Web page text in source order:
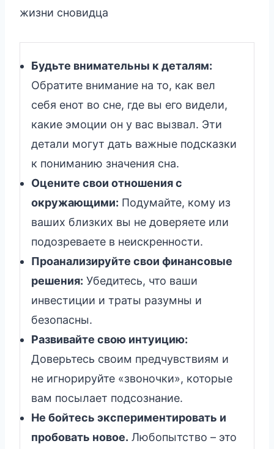
жизни сновидца
Будьте внимательны к деталям:
Обратите внимание на то, как вел
себя енот во сне, где вы его видели,
какие эмоции он у вас вызвал. Эти
детали могут дать важные подсказки
к пониманию значения сна.
Оцените свои отношения с
окружающими: Подумайте, кому из
ваших близких вы не доверяете или
подозреваете в неискренности.
Проанализируйте свои финансовые
решения: Убедитесь, что ваши
инвестиции и траты разумны и
безопасны.
Развивайте свою интуицию:
Доверьтесь своим предчувствиям и
не игнорируйте «звоночки», которые
вам посылает подсознание.
Не бойтесь экспериментировать и
пробовать новое. Любопытство – это